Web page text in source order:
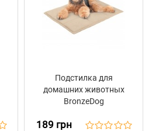
Подстилка для
домашних животных
BronzeDog
Бежевая
189 грн